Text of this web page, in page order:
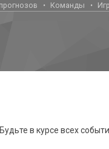
Команды
в курсе всех